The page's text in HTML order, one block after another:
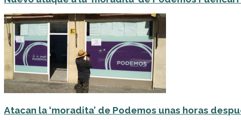
Atacan la ‘moradita’ de Podemos unas horas